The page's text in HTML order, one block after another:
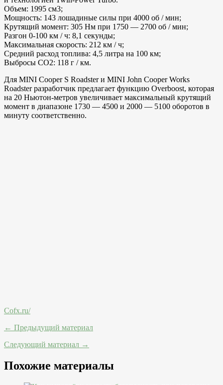
Объем: 1995 см3;
Мощность: 143 лошадиные силы при 4000 об / мин;
Крутящий момент: 305 Нм при 1750 — 2700 об / мин;
Разгон 0-100 км / ч: 8,1 секунды;
Максимальная скорость: 212 км / ч;
Средний расход топлива: 4,5 литра на 100 км;
Выбросы CO2: 118 г / км.
Для MINI Cooper S Roadster и MINI John Cooper Works
Roadster разработчик предлагает функцию Overboost, которая
на 20 Ньютон-метров увеличивает максимальный крутящий
момент в диапазоне 1730 — 4500 и 2000 — 5100 оборотов в
минуту соответственно.
Cofx.ru/
← Предыдущий материал
Следующий материал →
Похожие материалы